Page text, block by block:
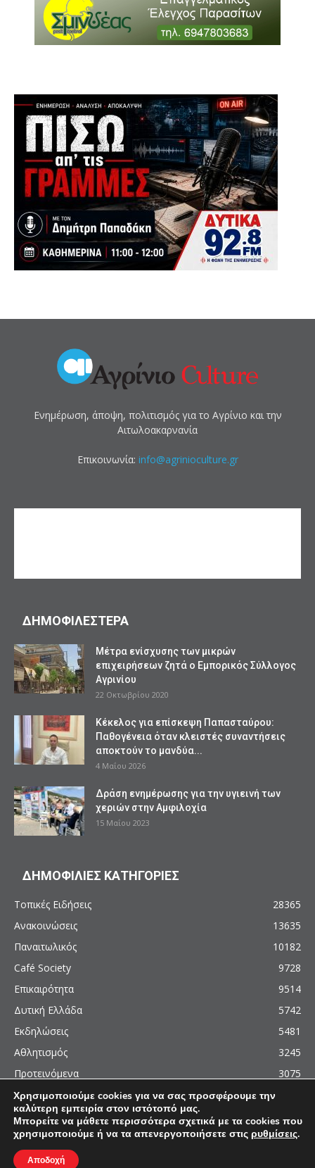
Ενημέρωση, άποψη, πολιτισμός για το Αγρίνιο και την
Αιτωλοακαρνανία
Επικοινωνία: info@agrinioculture.gr
ΔΗΜΟΦΙΛΕΣΤΕΡΑ
Mέτρα ενίσχυσης των μικρών
επιχειρήσεων ζητά ο Εμπορικός Σύλλογος
Αγρινίου
22 Οκτωβρίου 2020
Κέκελος για επίσκεψη Παπασταύρου:
Παθογένεια όταν κλειστές συναντήσεις
αποκτούν το μανδύα...
4 Μαΐου 2026
Δράση ενημέρωσης για την υγιεινή των
χεριών στην Αμφιλοχία
15 Μαΐου 2023
ΔΗΜΟΦΙΛΙΕΣ ΚΑΤΗΓΟΡΙΕΣ
Τοπικές Ειδήσεις
28365
Ανακοινώσεις
13635
Παναιτωλικός
10182
Café Society
9728
Επικαιρότητα
9514
Δυτική Ελλάδα
5742
Εκδηλώσεις
5481
Αθλητισμός
3245
Προτεινόμενα
3075
© 2011 - 2026 - AgrinioCulture.gr
This site is protected by reCAPTCHA and the Google
Χρησιμοποιούμε cookies για να σας προσφέρουμε την
καλύτερη εμπειρία στον ιστότοπό μας.
Μπορείτε να μάθετε περισσότερα σχετικά με τα cookies που
χρησιμοποιούμε ή να τα απενεργοποιήσετε στις ρυθμίσεις.
Αποδοχή